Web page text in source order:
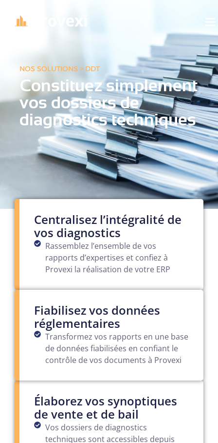
NOS SOLUTIONS > DDT
Constituez simplement
vos dossiers de
diagnostics techniques
Centralisez l’intégralité de
vos diagnostics
Rassemblez l’ensemble de vos
rapports d’expertises et confiez à
Provexi la réalisation de votre ERP
Fiabilisez vos données
réglementaires
Transformez vos rapports en une base
de données fiabilisées en confiant le
contrôle de vos documents à Provexi
Élaborez vos synoptiques
de vente et de bail
Vos dossiers de diagnostics
techniques sont accessibles depuis